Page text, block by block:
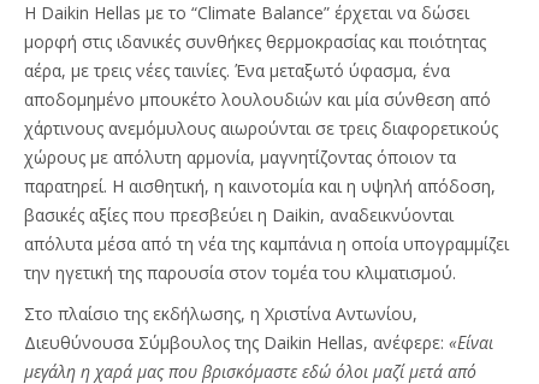
Η Daikin Hellas με το “Climate Balance” έρχεται να δώσει
μορφή στις ιδανικές συνθήκες θερμοκρασίας και ποιότητας
αέρα, με τρεις νέες ταινίες. Ένα μεταξωτό ύφασμα, ένα
αποδομημένο μπουκέτο λουλουδιών και μία σύνθεση από
χάρτινους ανεμόμυλους αιωρούνται σε τρεις διαφορετικούς
χώρους με απόλυτη αρμονία, μαγνητίζοντας όποιον τα
παρατηρεί. Η αισθητική, η καινοτομία και η υψηλή απόδοση,
βασικές αξίες που πρεσβεύει η Daikin, αναδεικνύονται
απόλυτα μέσα από τη νέα της καμπάνια η οποία υπογραμμίζει
την ηγετική της παρουσία στον τομέα του κλιματισμού.
Στο πλαίσιο της εκδήλωσης, η Χριστίνα Αντωνίου,
Διευθύνουσα Σύμβουλος της Daikin Hellas, ανέφερε: «Είναι
μεγάλη η χαρά μας που βρισκόμαστε εδώ όλοι μαζί μετά από